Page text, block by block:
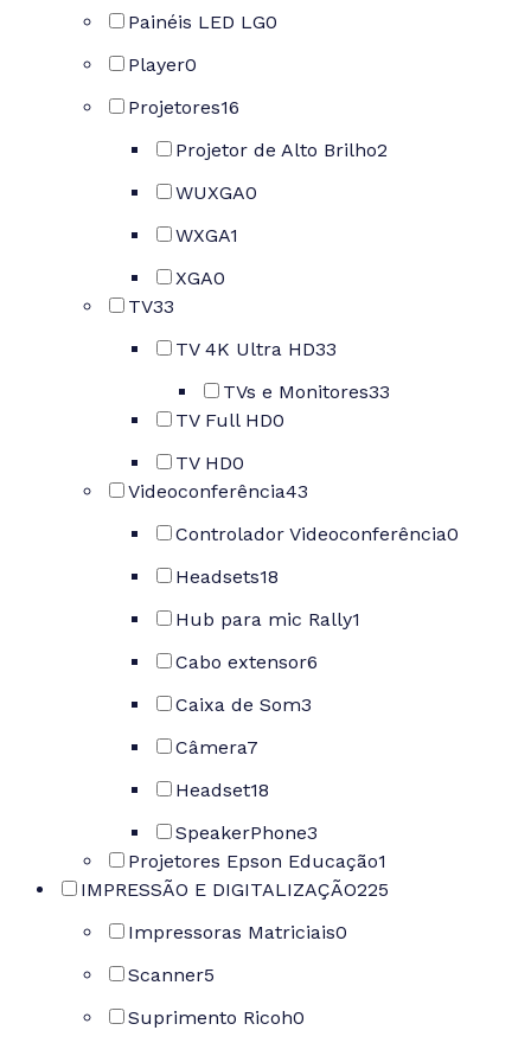
Painéis LED LG0
Player0
Projetores16
Projetor de Alto Brilho2
WUXGA0
WXGA1
XGA0
TV33
TV 4K Ultra HD33
TVs e Monitores33
TV Full HD0
TV HD0
Videoconferência43
Controlador Videoconferência0
Headsets18
Hub para mic Rally1
Cabo extensor6
Caixa de Som3
Câmera7
Headset18
SpeakerPhone3
Projetores Epson Educação1
IMPRESSÃO E DIGITALIZAÇÃO225
Impressoras Matriciais0
Scanner5
Suprimento Ricoh0